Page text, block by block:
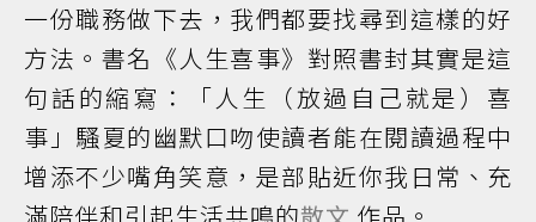
一份職務做下去，我們都要找尋到這樣的好
方法。書名《人生喜事》對照書封其實是這
句話的縮寫：「人生（放過自己就是）喜
事」騷夏的幽默口吻使讀者能在閱讀過程中
增添不少嘴角笑意，是部貼近你我日常、充